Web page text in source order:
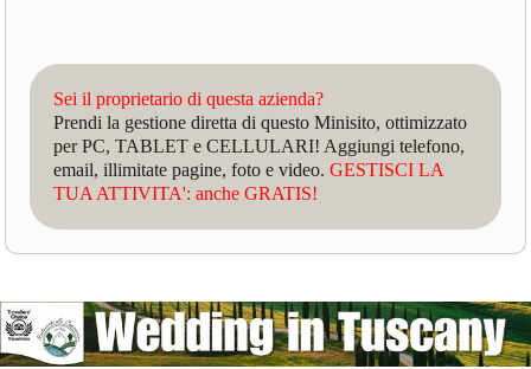
Sei il proprietario di questa azienda?
Prendi la gestione diretta di questo Minisito, ottimizzato
per PC, TABLET e CELLULARI! Aggiungi telefono,
email, illimitate pagine, foto e video.GESTISCI LA
TUA ATTIVITA': anche GRATIS!